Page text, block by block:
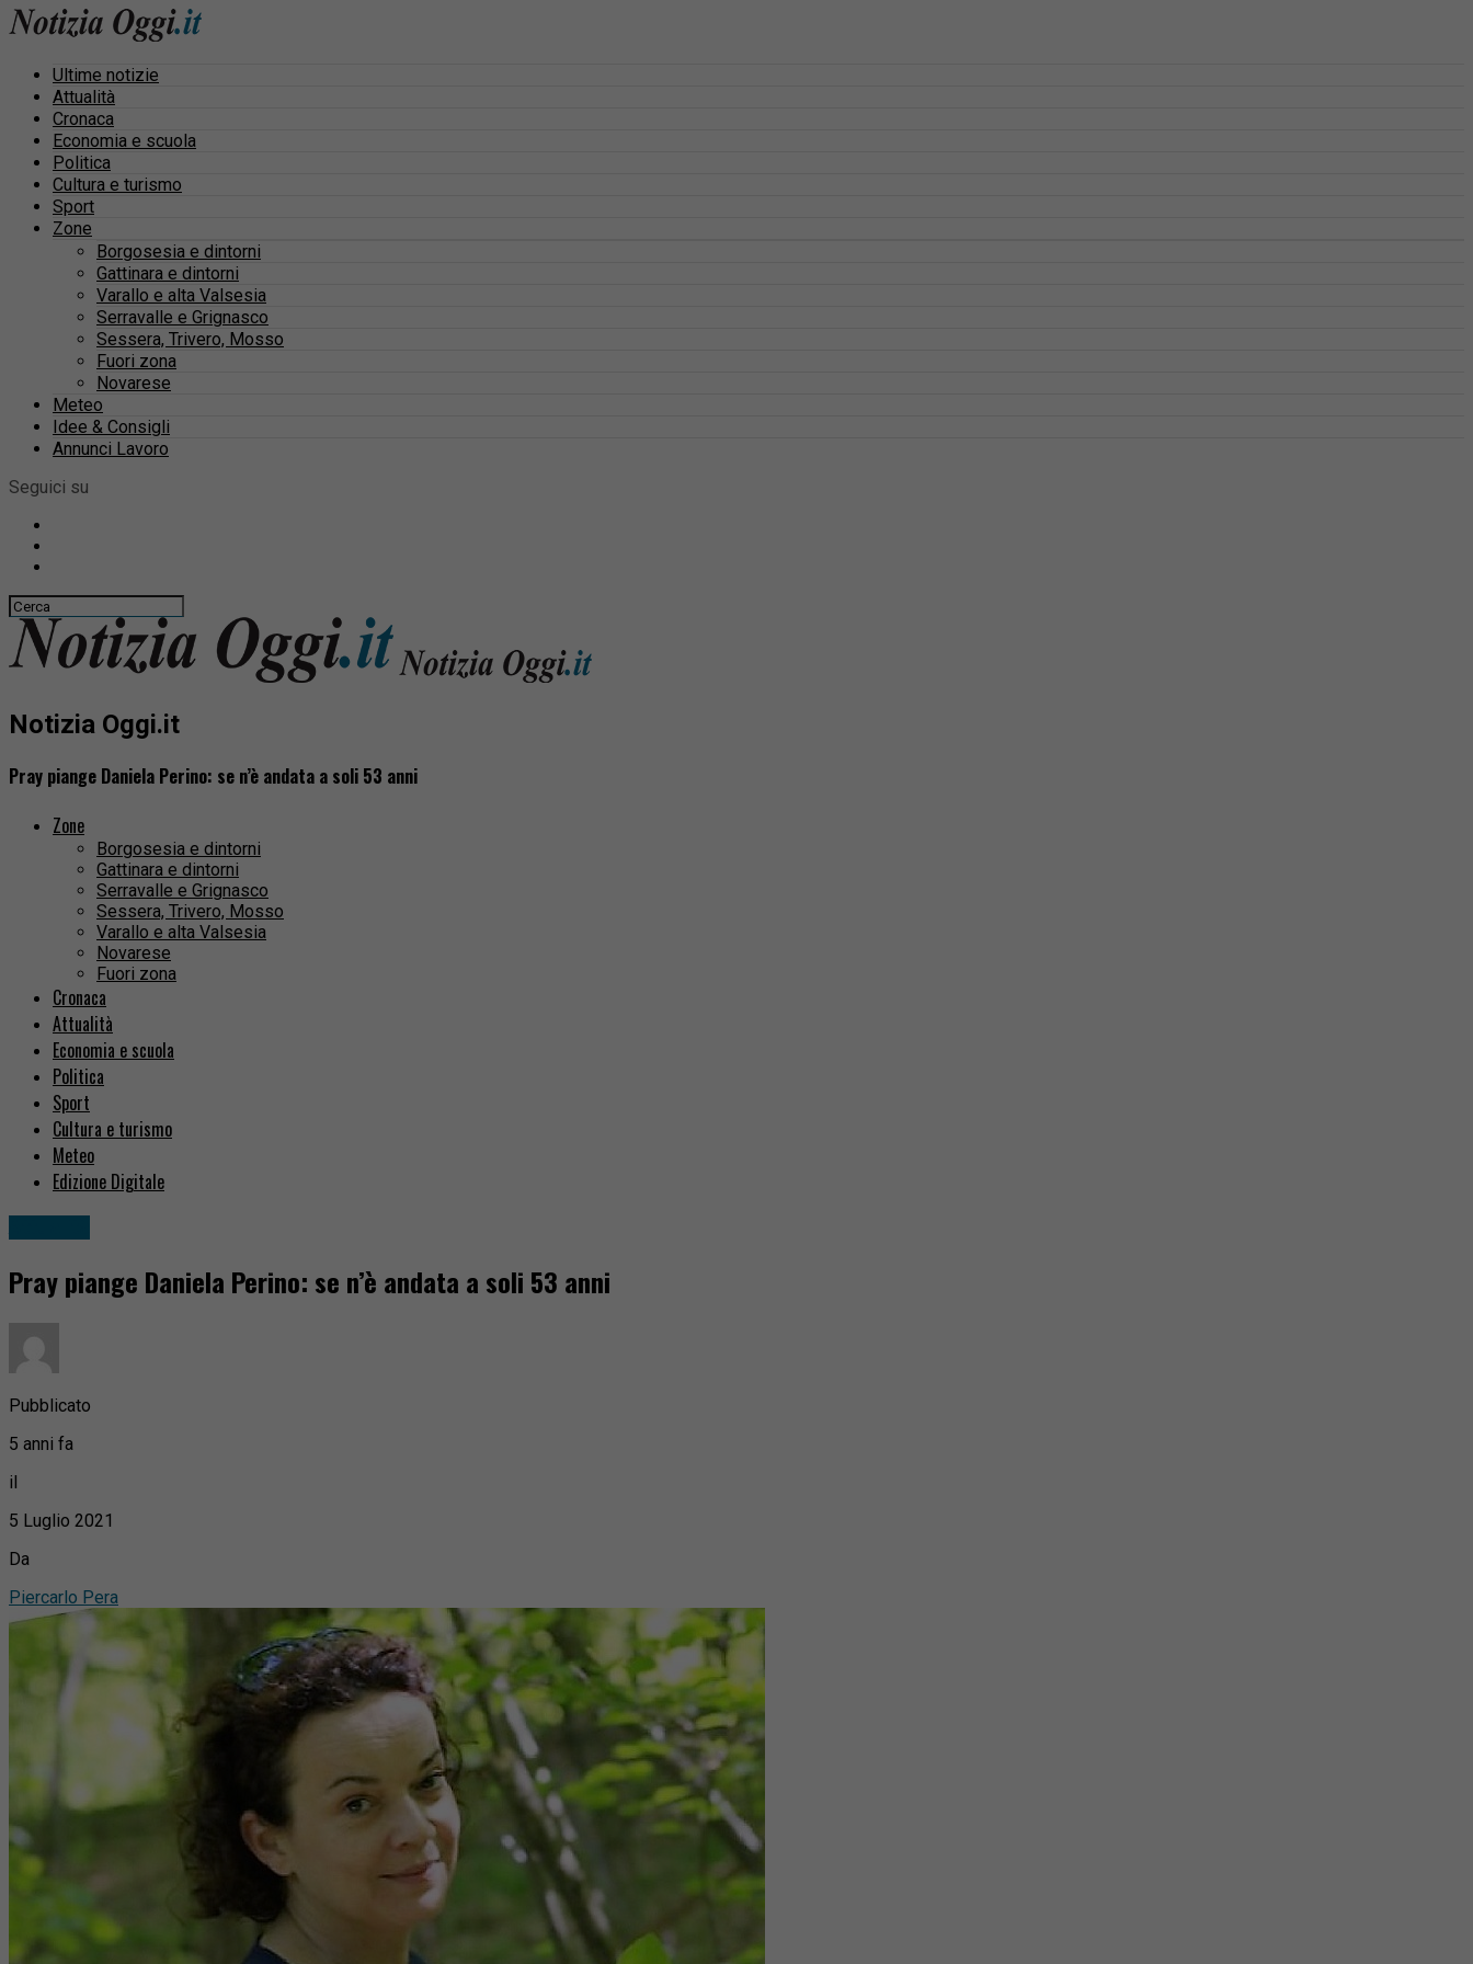
Ultime notizie
Attualità
Cronaca
Economia e scuola
Politica
Cultura e turismo
Sport
Zone
Borgosesia e dintorni
Gattinara e dintorni
Varallo e alta Valsesia
Serravalle e Grignasco
Sessera, Trivero, Mosso
Fuori zona
Novarese
Meteo
Idee & Consigli
Annunci Lavoro
Seguici su
Notizia Oggi.it
Pray piange Daniela Perino: se n’è andata a soli 53 anni
Zone
Borgosesia e dintorni
Gattinara e dintorni
Serravalle e Grignasco
Sessera, Trivero, Mosso
Varallo e alta Valsesia
Novarese
Fuori zona
Cronaca
Attualità
Economia e scuola
Politica
Sport
Cultura e turismo
Meteo
Edizione Digitale
Pray piange Daniela Perino: se n’è andata a soli 53 anni
Pubblicato
5 anni fa
il
5 Luglio 2021
Da
Piercarlo Pera